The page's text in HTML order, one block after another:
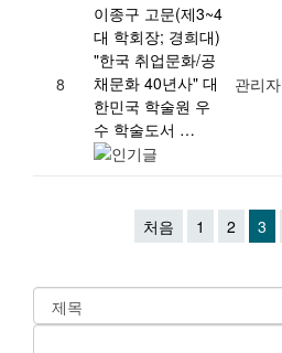
8
이종구 고문(제3~4
대 학회장; 경희대)
"한국 취업문화/공
채문화 40년사" 대
한민국 학술원 우
수 학술도서 …
관리자
처음 1 2 3